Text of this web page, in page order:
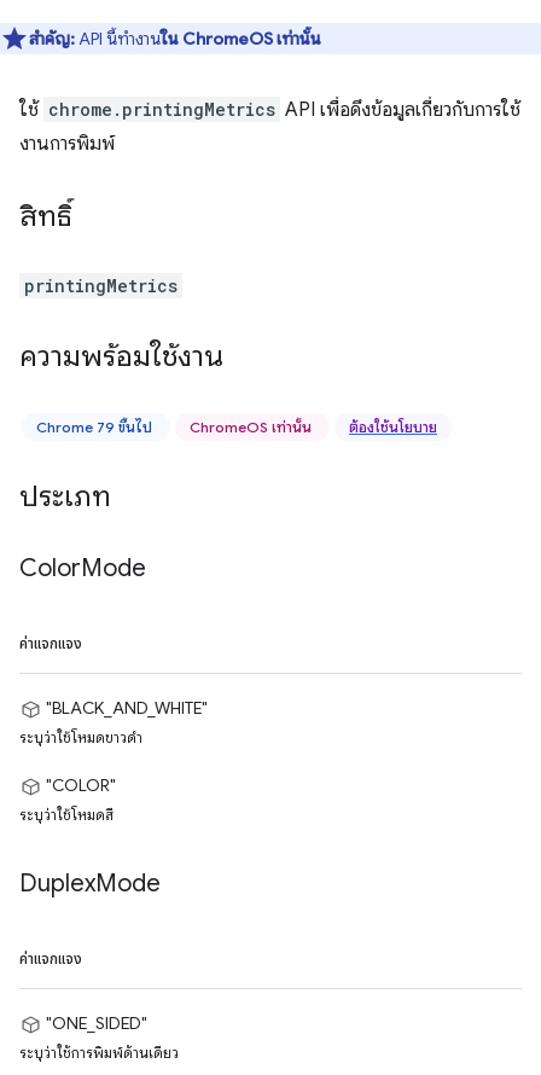
สำคัญ:API นี้ทำงานใน ChromeOS เท่านั้น
ใช้ chrome.printingMetrics API เพื่อดึงข้อมูลเกี่ยวกับการใช้
งานการพิมพ์
สิทธิ์
printingMetrics
ความพร้อมใช้งาน
Chrome 79 ขึ้นไป ChromeOS เท่านั้น ต้องใช้นโยบาย
ประเภท
ColorMode
ค่าแจกแจง
"BLACK_AND_WHITE"
ระบุว่าใช้โหมดขาวดำ
"COLOR"
ระบุว่าใช้โหมดสี
DuplexMode
ค่าแจกแจง
"ONE_SIDED"
ระบุว่าใช้การพิมพ์ด้านเดียว